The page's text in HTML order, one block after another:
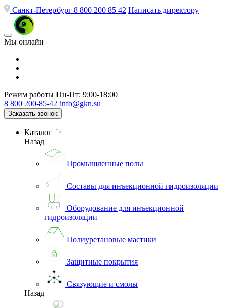
Санкт-Петербург 8 800 200 85 42 Написать директору
Мы онлайн
Режим работы Пн-Пт: 9:00-18:00
8 800 200-85-42 info@gkn.su
Заказать звонок
Каталог
Назад
Промышленные полы
Составы для инъекционной гидроизоляции
Оборудование для инъекционной
гидроизоляции
Полиуретановые мастики
Защитные покрытия
Связующие и смолы
Назад